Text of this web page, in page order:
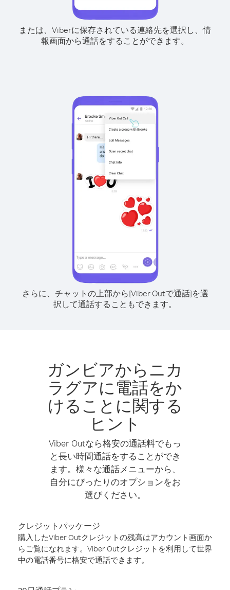
または、Viberに保存されている連絡先を選択し、情
報画面から通話をすることができます。
さらに、チャットの上部から[Viber Outで通話]を選
択して通話することもできます。
ガンビアからニカ
ラグアに電話をか
けることに関する
ヒント
Viber Outなら格安の通話料でもっ
と長い時間通話をすることができ
ます。様々な通話メニューから、
自分にぴったりのオプションをお
選びください。
クレジットパッケージ
購入したViber Outクレジットの残高はアカウント画面か
らご覧になれます。Viber Outクレジットを利用して世界
中の電話番号に格安で通話できます。